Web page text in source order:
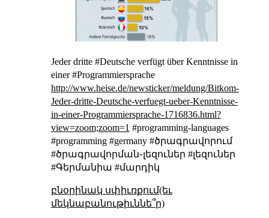
Jeder dritte #Deutsche verfügt über Kenntnisse in
einer #Programmiersprache
http://www.heise.de/newsticker/meldung/Bitkom-
Jeder-dritte-Deutsche-verfuegt-ueber-Kenntnisse-
in-einer-Programmiersprache-1716836.html?
view=zoom;zoom=1 #programming-languages
#programming #germany #ծրագրավորում
#ծրագրավորման֊լեզուներ #լեզուներ
#Գերմանիա #մարդիկ
բնօրինակ սփիւռքում(եւ
մեկնաբանութիւննե՞ր)